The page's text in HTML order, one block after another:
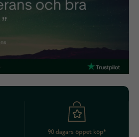
90 dagars öppet köp*